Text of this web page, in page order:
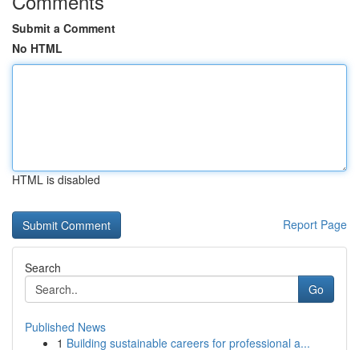
Submit a Comment
No HTML
HTML is disabled
Report Page
Search
Go
Published News
1 Building sustainable careers for professional a...